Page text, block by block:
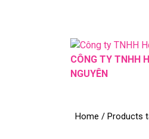
CÔNG TY TNHH
NGUYÊN
Home / Products